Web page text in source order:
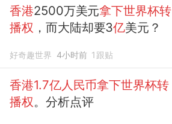
香港2500万美元拿下世界杯转
播权 ，而大陆却要3亿美元？
好奇趣世界 4小时前 1 跟贴
香港1.7亿人民币拿下世界杯转
播权。分析点评